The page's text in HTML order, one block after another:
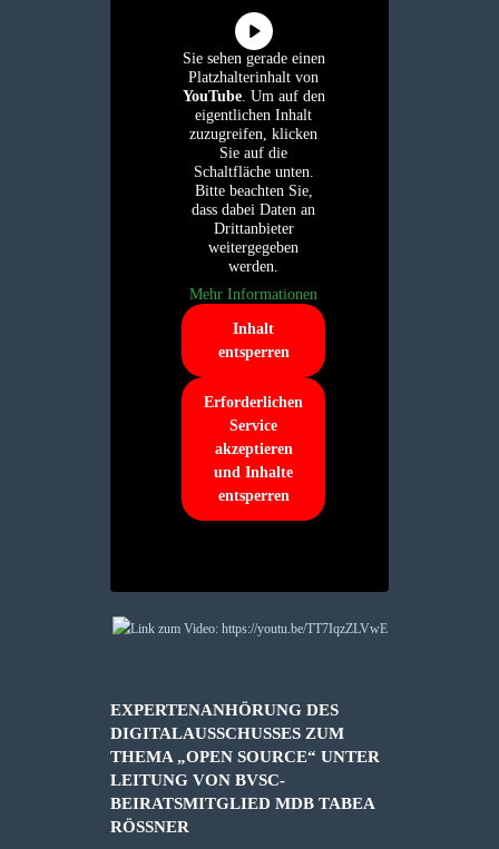
Sie sehen gerade einen
Platzhalterinhalt von
YouTube. Um auf den
eigentlichen Inhalt
zuzugreifen, klicken
Sie auf die
Schaltfläche unten.
Bitte beachten Sie,
dass dabei Daten an
Drittanbieter
weitergegeben
werden.
Mehr Informationen
Inhalt
entsperren
Erforderlichen
Service
akzeptieren
und Inhalte
entsperren
EXPERTENANHÖRUNG DES
DIGITALAUSSCHUSSES ZUM
THEMA „OPEN SOURCE“ UNTER
LEITUNG VON BVSC-
BEIRATSMITGLIED MDB TABEA
RÖSSNER